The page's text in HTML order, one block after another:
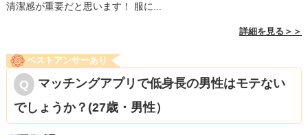
清潔感が重要だと思います！ 服に...
詳細を見る＞＞
ベストアンサーあり
マッチングアプリで低身長の男性はモテない
でしょうか？(27歳・男性）